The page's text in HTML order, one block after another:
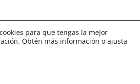
para que tengas la mejor
Obtén más información o ajusta